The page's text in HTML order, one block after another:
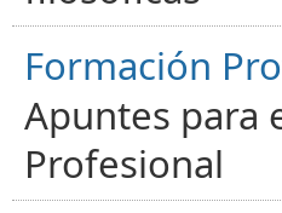
Formación
Apuntes para
Profesional